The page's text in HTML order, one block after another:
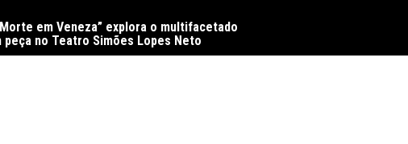
em Veneza” explora o multifacetado
peça no Teatro Simões Lopes Neto
Delírios de Hamilton